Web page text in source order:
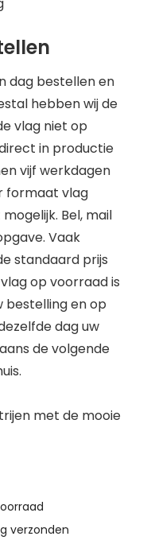
dag bestellen en
hebben wij de
vlag niet op
in productie
vijf werkdagen
formaat vlag
Bel, mail
Vaak
standaard prijs
op voorraad is
bestelling en op
dag uw
de volgende
met de mooie
verzonden